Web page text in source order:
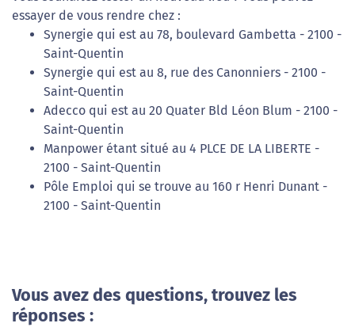
essayer de vous rendre chez :
Synergie qui est au 78, boulevard Gambetta - 2100 -
Saint-Quentin
Synergie qui est au 8, rue des Canonniers - 2100 -
Saint-Quentin
Adecco qui est au 20 Quater Bld Léon Blum - 2100 -
Saint-Quentin
Manpower étant situé au 4 PLCE DE LA LIBERTE -
2100 - Saint-Quentin
Pôle Emploi qui se trouve au 160 r Henri Dunant -
2100 - Saint-Quentin
Vous avez des questions, trouvez les
réponses :